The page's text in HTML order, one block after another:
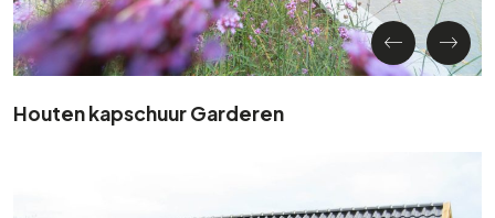
Houten kapschuur Garderen